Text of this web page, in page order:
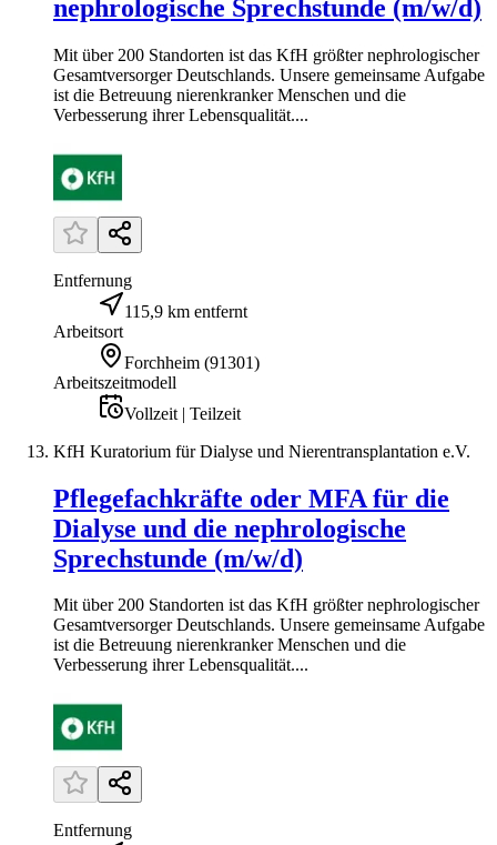
nephrologische Sprechstunde (m/w/d)
Mit über 200 Standorten ist das KfH größter nephrologischer
Gesamtversorger Deutschlands. Unsere gemeinsame Aufgabe
ist die Betreuung nierenkranker Menschen und die
Verbesserung ihrer Lebensqualität....
Entfernung
115,9 km entfernt
Arbeitsort
Forchheim (91301)
Arbeitszeitmodell
Vollzeit | Teilzeit
KfH Kuratorium für Dialyse und Nierentransplantation e.V.
Pflegefachkräfte oder MFA für die
Dialyse und die nephrologische
Sprechstunde (m/w/d)
Mit über 200 Standorten ist das KfH größter nephrologischer
Gesamtversorger Deutschlands. Unsere gemeinsame Aufgabe
ist die Betreuung nierenkranker Menschen und die
Verbesserung ihrer Lebensqualität....
Entfernung